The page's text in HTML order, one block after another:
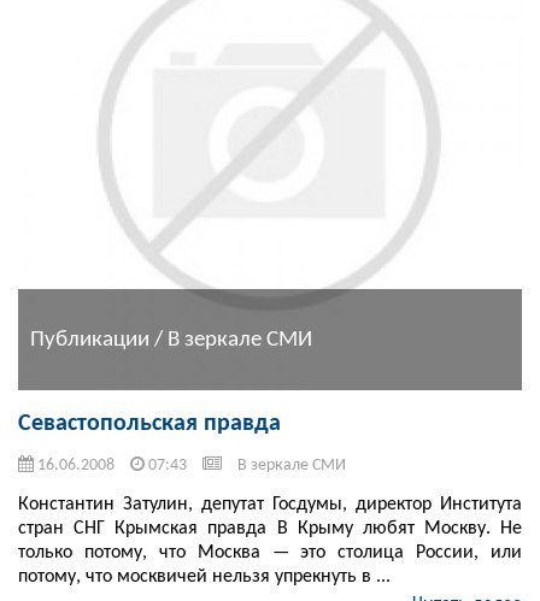
Публикации / В зеркале СМИ
Севастопольская правда
16.06.2008 07:43 В зеркале СМИ
Константин Затулин, депутат Госдумы, директор Института
стран СНГ Крымская правда В Крыму любят Москву. Не
только потому, что Москва — это столица России, или
потому, что москвичей нельзя упрекнуть в ...